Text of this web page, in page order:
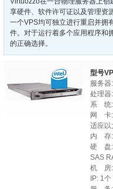
享硬件、软件许可证以及管理资
一个VPS均可独立进行重启并拥
件。对于运行着多个应用程序和
的正确选择。
型号
服务
处理
系 统:
网 卡:
适应以
内 存:
硬 盘:
SAS
机 房:
IP: 1个